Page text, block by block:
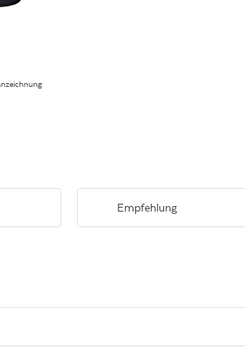
Empfehlung